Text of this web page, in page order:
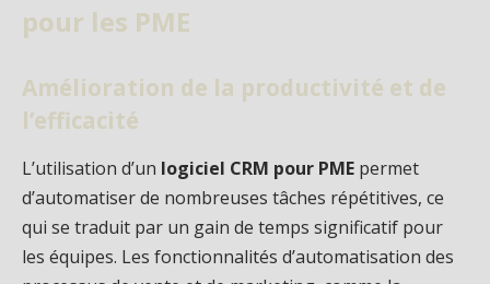
pour les PME
Amélioration de la productivité et de
l’efficacité
L’utilisation d’un logiciel CRM pour PME permet
d’automatiser de nombreuses tâches répétitives, ce
qui se traduit par un gain de temps significatif pour
les équipes. Les fonctionnalités d’automatisation des